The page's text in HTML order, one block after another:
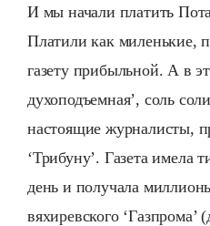
И мы начали платить
Платили как миленькие,
газету прибыльной. А в
духоподъемная’, соль
настоящие журналисты,
‘Трибуну’. Газета имела
день и получала
вяхиревского ‘Газпрома’